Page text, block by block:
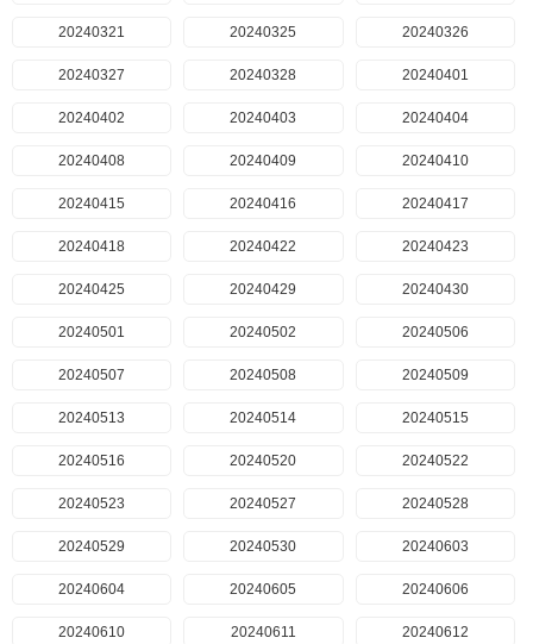
20240321 20240325 20240326
20240327 20240328 20240401
20240402 20240403 20240404
20240408 20240409 20240410
20240415 20240416 20240417
20240418 20240422 20240423
20240425 20240429 20240430
20240501 20240502 20240506
20240507 20240508 20240509
20240513 20240514 20240515
20240516 20240520 20240522
20240523 20240527 20240528
20240529 20240530 20240603
20240604 20240605 20240606
20240610 20240611 20240612